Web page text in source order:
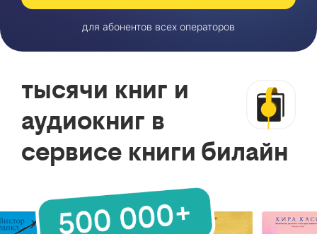
для абонентов всех операторов
тысячи книг и
аудиокниг в
сервисе книги билайн